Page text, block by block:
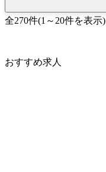
全270件(1 ～ 20件を表示)
おすすめ求人